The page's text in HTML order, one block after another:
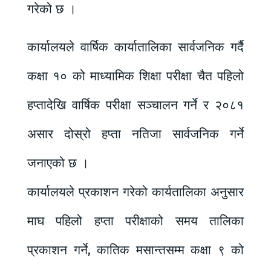
गरेको छ ।
कार्यालयले वार्षिक कार्यातालिका सार्वजनिक गर्दै
कक्षा १० को माध्यामिक शिक्षा परीक्षा चैत पहिलो
हप्तादेखि वार्षिक परीक्षा सञ्चालन गर्ने र २०८१
असार दोस्रो हप्ता नतिजा सार्वजनिक गर्ने
जनाएको छ ।
कार्यालयले प्रकाशन गरेको कार्यतालिका अनुसार
माघ पहिलो हप्ता परीक्षाको समय तालिका
प्रकाशन गर्ने, कातिक मसान्तसम्म कक्षा ९ को